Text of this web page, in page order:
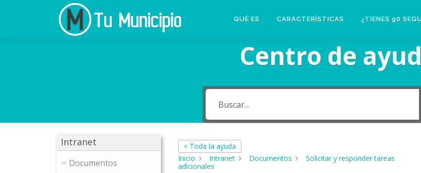
QUÉ ES CARACTERÍSTICAS ¿TIENES 90
Centro de
Intranet
Documentos
< Toda la ayuda
Inicio
Intranet Documentos
Solicitar y responder tareas
adicionales